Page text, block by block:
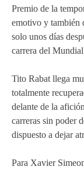
Premio de la
emotivo y también
solo unos días
carrera del
Tito Rabat llega
totalmente
delante de la
carreras sin poder
dispuesto a dejar
Para Xavier